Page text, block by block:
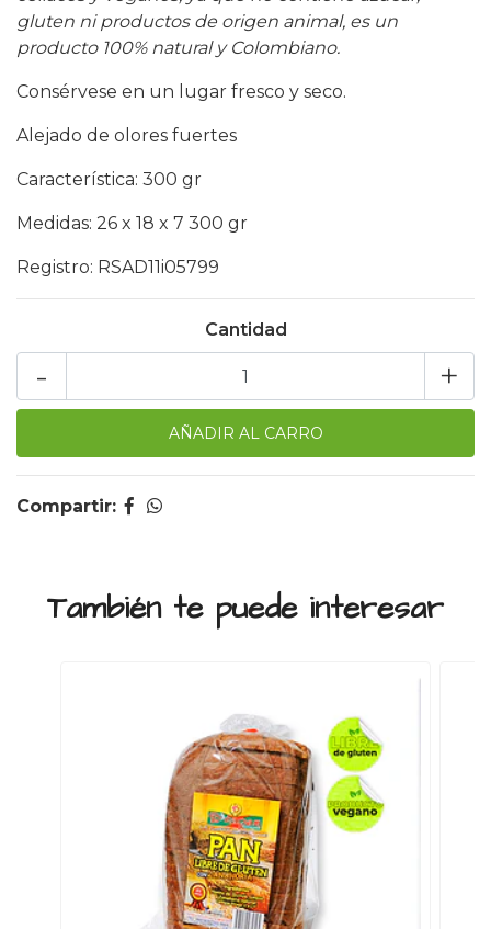
gluten ni productos de origen animal, es un
producto 100% natural y Colombiano.
Consérvese en un lugar fresco y seco.
Alejado de olores fuertes
Característica: 300 gr
Medidas: 26 x 18 x 7 300 gr
Registro: RSAD11i05799
Cantidad
+
-
Compartir:
También te puede interesar